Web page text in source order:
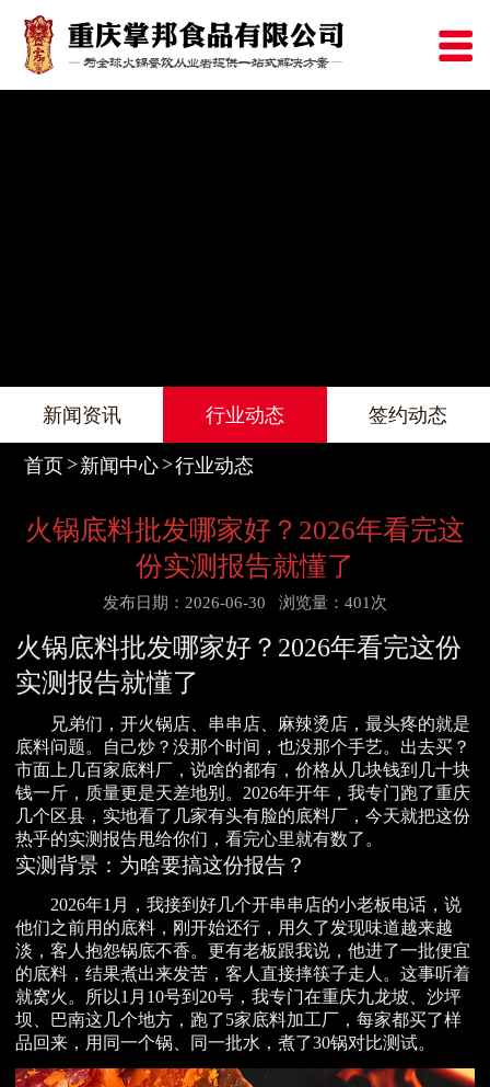
新闻资讯 行业动态 签约动态
首页 新闻中心 行业动态
火锅底料批发哪家好？2026年看完这
份实测报告就懂了
发布日期：2026-06-30 浏览量：401次
火锅底料批发哪家好？2026年看完这份
实测报告就懂了
兄弟们，开火锅店、串串店、麻辣烫店，最头疼的就是
底料问题。自己炒？没那个时间，也没那个手艺。出去买？
市面上几百家底料厂，说啥的都有，价格从几块钱到几十块
钱一斤，质量更是天差地别。2026年开年，我专门跑了重庆
几个区县，实地看了几家有头有脸的底料厂，今天就把这份
热乎的实测报告甩给你们，看完心里就有数了。
实测背景：为啥要搞这份报告？
2026年1月，我接到好几个开串串店的小老板电话，说
他们之前用的底料，刚开始还行，用久了发现味道越来越
淡，客人抱怨锅底不香。更有老板跟我说，他进了一批便宜
的底料，结果煮出来发苦，客人直接摔筷子走人。这事听着
就窝火。所以1月10号到20号，我专门在重庆九龙坡、沙坪
坝、巴南这几个地方，跑了5家底料加工厂，每家都买了样
品回来，用同一个锅、同一批水，煮了30锅对比测试。